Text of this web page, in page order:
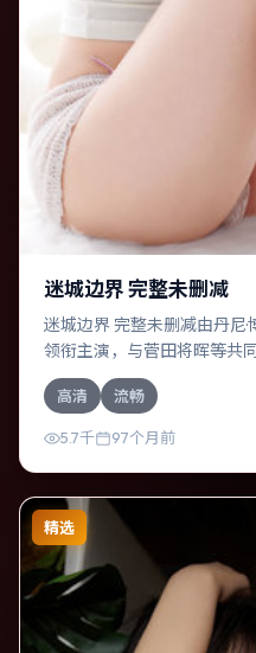
迷城边界 完整未删减
迷城边界 完整未删减由丹尼
领衔主演，与菅田将晖等共
班底与取景来自意大利。时
则都在改变。影片整体气质
晰，适合喜欢强情节与细腻
高清 流畅
5.7千 97个月前
精选